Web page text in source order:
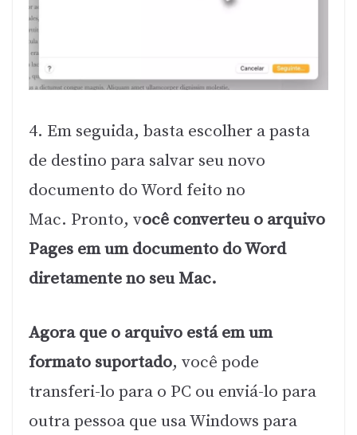
4. Em seguida, basta escolher a pasta
de destino para salvar seu novo
documento do Word feito no
Mac. Pronto, você converteu o arquivo
Pages em um documento do Word
diretamente no seu Mac.
Agora que o arquivo está em um
formato suportado, você pode
transferi-lo para o PC ou enviá-lo para
outra pessoa que usa Windows para